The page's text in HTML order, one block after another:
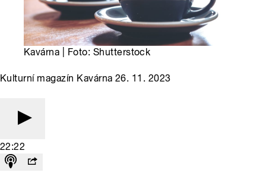
Kavárna | Foto: Shutterstock
Kulturní magazín Kavárna 26. 11. 2023
22:22